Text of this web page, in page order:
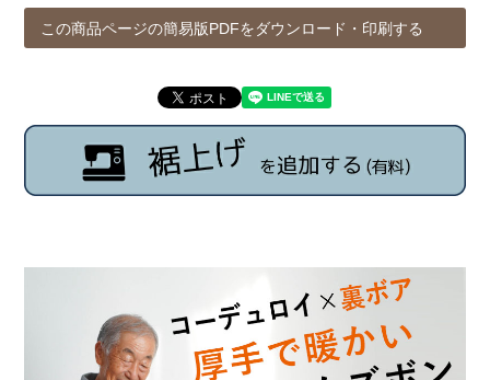
この商品ページの簡易版PDFをダウンロード・印刷する